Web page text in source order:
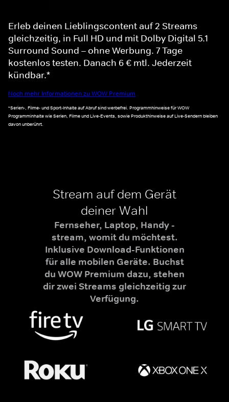
Erleb deinen Lieblingscontent auf 2 Streams
gleichzeitig, in Full HD und mit Dolby Digital 5.1
Surround Sound – ohne Werbung. 7 Tage
kostenlos testen. Danach 6 € mtl. Jederzeit
kündbar.*
Noch mehr Informationen zu WOW Premium
*Serien-, Filme- und Sport-Inhalte auf Abruf sind werbefrei. Programmhinweise für WOW
Programminhalte wie Serien, Filme und Live-Events, sowie Produkthinweise auf Live-Sendern bleiben
davon unberührt.
Stream auf dem Gerät
deiner Wahl
Fernseher, Laptop, Handy -
stream, womit du möchtest.
Inklusive Download-Funktionen
für alle mobilen Geräte. Buchst
du WOW Premium dazu, stehen
dir zwei Streams gleichzeitig zur
Verfügung.